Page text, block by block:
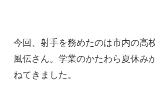
今回、射手を務めたのは市内の高
風伝さん。学業のかたわら夏休み
ねてきました。